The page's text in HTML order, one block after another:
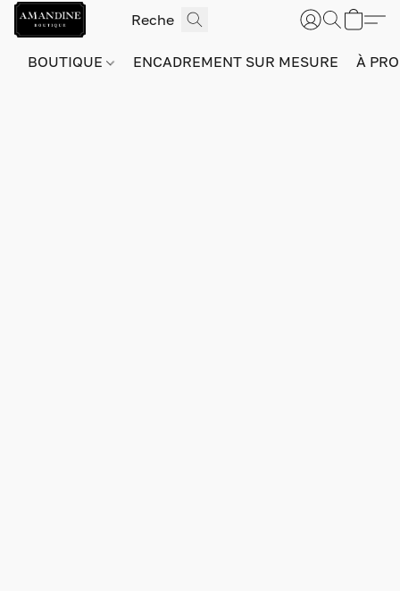
BOUTIQUE ENCADREMENT SUR MESURE À